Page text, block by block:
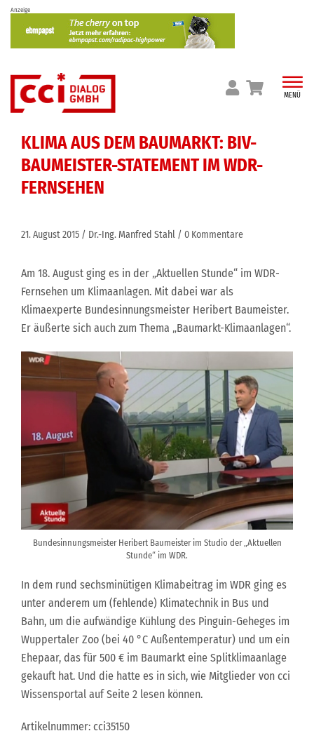
Skip
content
Anzeige
MENÜ
KLIMA AUS DEM BAUMARKT: BIV-
BAUMEISTER-STATEMENT IM WDR-
FERNSEHEN
21. August 2015 Dr.-Ing. Manfred Stahl 0 Kommentare
Am 18. August ging es in der „Aktuellen Stunde“ im WDR-
Fernsehen um Klimaanlagen. Mit dabei war als
Klimaexperte Bundesinnungsmeister Heribert Baumeister.
Er äußerte sich auch zum Thema „Baumarkt-Klimaanlagen“.
Bundesinnungsmeister Heribert Baumeister im Studio der „Aktuellen
Stunde“ im WDR.
In dem rund sechsminütigen Klimabeitrag im WDR ging es
unter anderem um (fehlende) Klimatechnik in Bus und
Bahn, um die aufwändige Kühlung des Pinguin-Geheges im
Wuppertaler Zoo (bei 40 °C Außentemperatur) und um ein
Ehepaar, das für 500 € im Baumarkt eine Splitklimaanlage
gekauft hat. Und die hatte es in sich, wie Mitglieder von cci
Wissensportal auf Seite 2 lesen können.
Artikelnummer: cci35150